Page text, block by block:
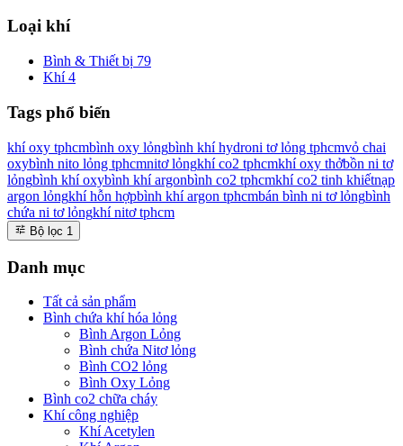
Loại khí
Bình & Thiết bị 79
Khí 4
Tags phổ biến
khí oxy tphcmbình oxy lỏngbình khí hydroni tơ lỏng tphcmvỏ chai
oxybình nito lỏng tphcmnitơ lỏngkhí co2 tphcmkhí oxy thởbồn ni tơ
lỏngbình khí oxybình khí argonbình co2 tphcmkhí co2 tinh khiếtnạp
argon lỏngkhí hỗn hợpbình khí argon tphcmbán bình ni tơ lỏngbình
chứa ni tơ lỏngkhí nitơ tphcm
Bộ lọc 1
Danh mục
Tất cả sản phẩm
Bình chứa khí hóa lỏng
Bình Argon Lỏng
Bình chứa Nitơ lỏng
Bình CO2 lỏng
Bình Oxy Lỏng
Bình co2 chữa cháy
Khí công nghiệp
Khí Acetylen